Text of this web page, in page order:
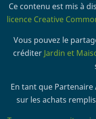
Ce contenu est mis à
licence Creative
Vous pouvez le
créditer Jardin et
En tant que
sur les achats